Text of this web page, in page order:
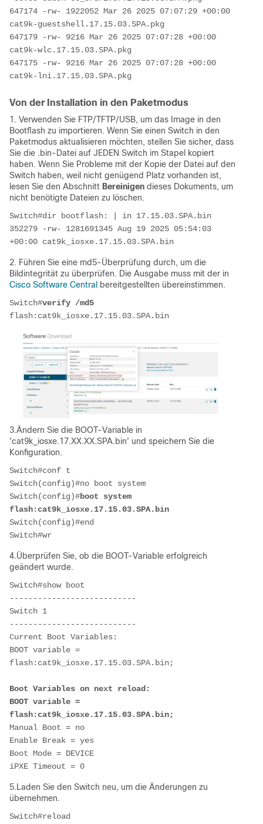
647174 -rw- 1922052 Mar 26 2025 07:07:29 +00:00
cat9k-guestshell.17.15.03.SPA.pkg
647179 -rw- 9216 Mar 26 2025 07:07:28 +00:00
cat9k-wlc.17.15.03.SPA.pkg
647175 -rw- 9216 Mar 26 2025 07:07:28 +00:00
cat9k-lni.17.15.03.SPA.pkg
Von der Installation in den Paketmodus
1. Verwenden Sie FTP/TFTP/USB, um das Image in den
Bootflash zu importieren. Wenn Sie einen Switch in den
Paketmodus aktualisieren möchten, stellen Sie sicher, dass
Sie die .bin-Datei auf JEDEN Switch im Stapel kopiert
haben. Wenn Sie Probleme mit der Kopie der Datei auf den
Switch haben, weil nicht genügend Platz vorhanden ist,
lesen Sie den Abschnitt Bereinigen dieses Dokuments, um
nicht benötigte Dateien zu löschen.
Switch#dir bootflash: | in 17.15.03.SPA.bin
352279 -rw- 1281691345 Aug 19 2025 05:54:03
+00:00 cat9k_iosxe.17.15.03.SPA.bin
2. Führen Sie eine md5-Überprüfung durch, um die
Bildintegrität zu überprüfen. Die Ausgabe muss mit der in
Cisco Software Central
bereitgestellten übereinstimmen.
Switch#verify /md5
flash:cat9k_iosxe.17.15.03.SPA.bin
3.Ändern Sie die BOOT-Variable in
'cat9k_iosxe.17.XX.XX.SPA.bin' und speichern Sie die
Konfiguration.
Switch#conf t
Switch(config)#no boot system
Switch(config)#boot system
flash:cat9k_iosxe.17.15.03.SPA.bin
Switch(config)#end
Switch#wr
4.Überprüfen Sie, ob die BOOT-Variable erfolgreich
geändert wurde.
Switch#show boot
---------------------------
Switch 1
---------------------------
Current Boot Variables:
BOOT variable =
flash:cat9k_iosxe.17.15.03.SPA.bin;
Boot Variables on next reload:
BOOT variable =
flash:cat9k_iosxe.17.15.03.SPA.bin;
Manual Boot = no
Enable Break = yes
Boot Mode = DEVICE
iPXE Timeout = 0
5.Laden Sie den Switch neu, um die Änderungen zu
übernehmen.
Switch#reload